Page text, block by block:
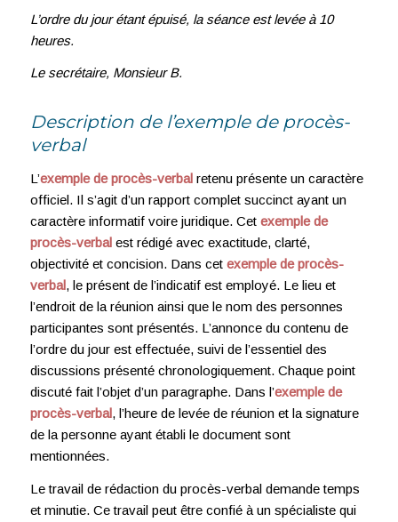
L’ordre du jour étant épuisé, la séance est levée à 10
heures.
Le secrétaire, Monsieur B.
Description de l’exemple de procès-
verbal
L’exemple de procès-verbalretenu présente un caractère
officiel. Il s’agit d’un rapport complet succinct ayant un
caractère informatif voire juridique. Cet exemple de
procès-verbalest rédigé avec exactitude, clarté,
objectivité et concision. Dans cet exemple de procès-
verbal, le présent de l’indicatif est employé. Le lieu et
l’endroit de la réunion ainsi que le nom des personnes
participantes sont présentés. L’annonce du contenu de
l’ordre du jour est effectuée, suivi de l’essentiel des
discussions présenté chronologiquement. Chaque point
discuté fait l’objet d’un paragraphe. Dans l’exemple de
procès-verbal, l’heure de levée de réunion et la signature
de la personne ayant établi le document sont
mentionnées.
Le travail de rédaction du procès-verbal demande temps
et minutie. Ce travail peut être confié à un spécialiste qui